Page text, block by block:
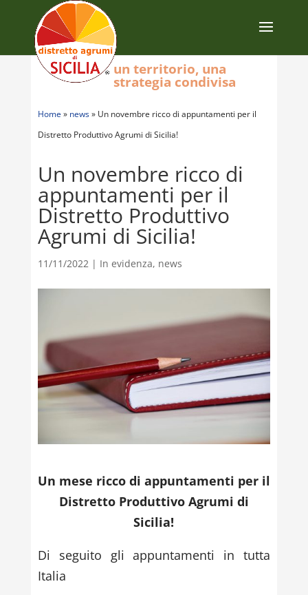
Home » news» Un novembre ricco di appuntamenti per il
Distretto Produttivo Agrumi di Sicilia!
Un novembre ricco di
appuntamenti per il
Distretto Produttivo
Agrumi di Sicilia!
11/11/2022| In evidenza, news
Un mese ricco di appuntamenti per il
Distretto Produttivo Agrumi di
Sicilia!
Di seguito gli appuntamenti in tutta
Italia
un territorio, una
strategia condivisa